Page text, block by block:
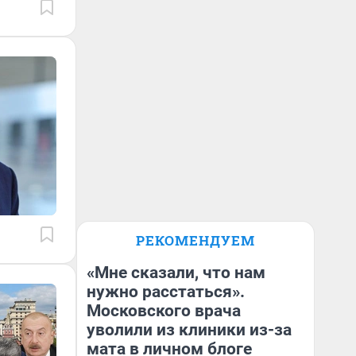
РЕКОМЕНДУЕМ
«Мне сказали, что нам
нужно расстаться».
Московского врача
уволили из клиники из-за
мата в личном блоге